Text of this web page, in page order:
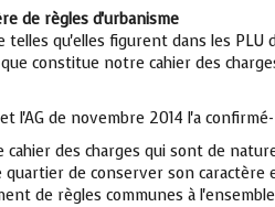
de règles d'urbanisme
telles qu'elles figurent dans les
constitue notre cahier des
l'AG de novembre 2014 l'a
des charges qui sont de
de conserver son caractère
de règles communes à